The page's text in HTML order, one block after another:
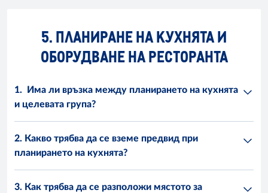
5. ПЛАНИРАНЕ НА КУХНЯТА И
ОБОРУДВАНЕ НА РЕСТОРАНТА
1. Има ли връзка между планирането на кухнята
и целевата група?
2. Какво трябва да се вземе предвид при
планирането на кухнята?
3. Как трябва да се разположи мястото за